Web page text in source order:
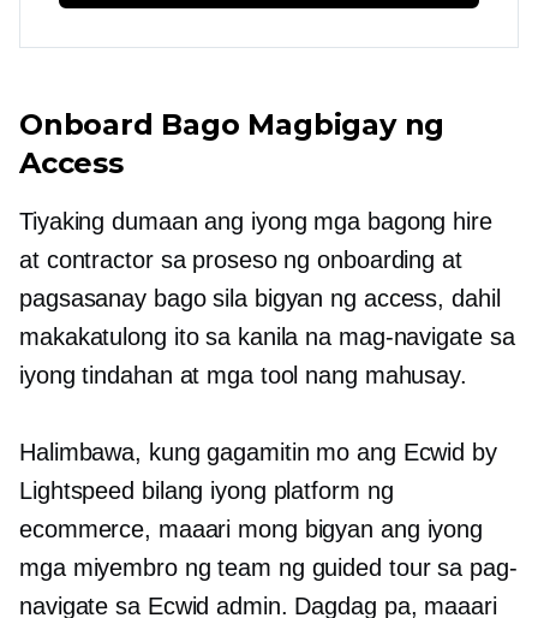
Onboard Bago Magbigay ng
Access
Tiyaking dumaan ang iyong mga bagong hire
at contractor sa proseso ng onboarding at
pagsasanay bago sila bigyan ng access, dahil
makakatulong ito sa kanila na mag-navigate sa
iyong tindahan at mga tool nang mahusay.
Halimbawa, kung gagamitin mo ang Ecwid by
Lightspeed bilang iyong platform ng
ecommerce, maaari mong bigyan ang iyong
mga miyembro ng team ng guided tour sa pag-
navigate sa Ecwid admin. Dagdag pa, maaari